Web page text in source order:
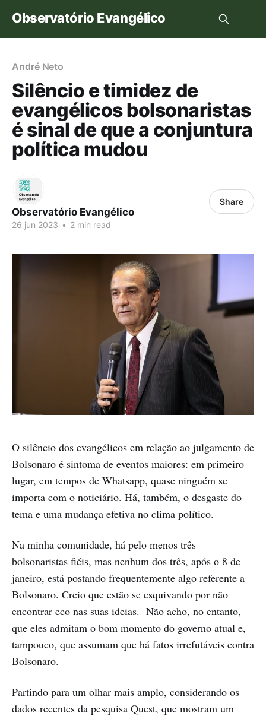
Observatório Evangélico
André Neto
Silêncio e timidez de
evangélicos bolsonaristas
é sinal de que a conjuntura
política mudou
Observatório Evangélico
26 jun 2023 • 2 min read
Share
O silêncio dos evangélicos em relação ao julgamento de
Bolsonaro é sintoma de eventos maiores: em primeiro
lugar, em tempos de Whatsapp, quase ninguém se
importa com o noticiário. Há, também, o desgaste do
tema e uma mudança efetiva no clima político.
Na minha comunidade, há pelo menos três
bolsonaristas fiéis, mas nenhum dos três, após o 8 de
janeiro, está postando frequentemente algo referente a
Bolsonaro. Creio que estão se esquivando por não
encontrar eco nas suas ideias. Não acho, no entanto,
que eles admitam o bom momento do governo atual e,
tampouco, que assumam que há fatos irrefutáveis contra
Bolsonaro.
Partindo para um olhar mais amplo, considerando os
dados recentes da pesquisa Quest, que mostram um